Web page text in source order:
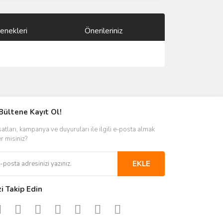
Önerileriniz
Kayıt Ol!
kampanya ve duyuruları ile ilgili e-posta almak
misiniz?
EKLE
Takip Edin